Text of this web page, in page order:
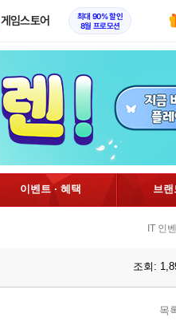
게임스토어
최대 90% 할인
8월 프로모션
이벤트 · 혜택 브랜
IT 인
조회:
목